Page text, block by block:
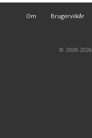
Om Brugervilkår
© 2008-2026